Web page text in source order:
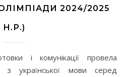
2024/2025
Н.Р.)
з української мови серед